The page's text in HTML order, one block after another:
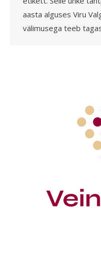
aasta alguses Viru
välimusega teeb